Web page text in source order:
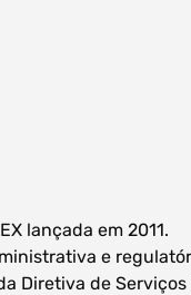
lançada em 2011.
e
Diretiva de